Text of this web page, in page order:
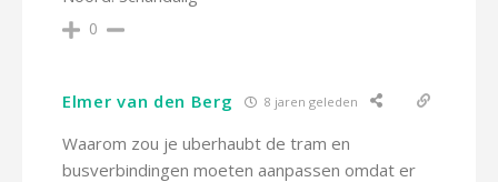
0
Elmer van den Berg 8 jaren geleden
Waarom zou je uberhaubt de tram en
busverbindingen moeten aanpassen omdat er